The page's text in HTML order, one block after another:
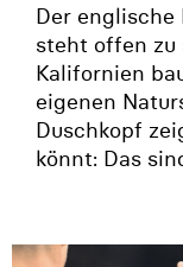
Der englische
steht offen zu
Kalifornien
eigenen
Duschkopf
könnt: Das